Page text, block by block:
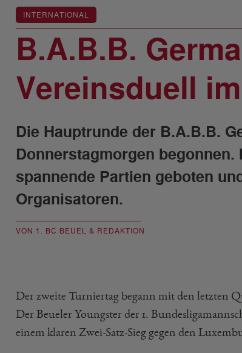
INTERNATIONAL
B.A.B.B.
Vereinsduell
Die Hauptrunde der B.A.B.B.
Donnerstagmorgen
spannende Partien geboten
Organisatoren.
VON 1. BC BEUEL & REDAKTION
Der zweite Turniertag begann mit den letzten
Der Beueler Youngster der 1.
einem klaren Zwei-Satz-Sieg gegen den